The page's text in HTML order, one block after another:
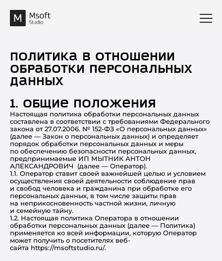
Политика в отношении
обработки персональных
данных
1. Общие положения
Настоящая политика обработки персональных данных
составлена в соответствии с требованиями Федерального
закона от 27.07.2006. № 152-ФЗ «О персональных данных»
(далее — Закон о персональных данных) и определяет
порядок обработки персональных данных и меры
по обеспечению безопасности персональных данных,
предпринимаемые ИП МЫТНИК АНТОН
АЛЕКСАНДРОВИЧ (далее — Оператор).
1.1. Оператор ставит своей важнейшей целью и условием
осуществления своей деятельности соблюдение прав
и свобод человека и гражданина при обработке его
персональных данных, в том числе защиты прав
на неприкосновенность частной жизни, личную
и семейную тайну.
1.2. Настоящая политика Оператора в отношении
обработки персональных данных (далее — Политика)
применяется ко всей информации, которую Оператор
может получить о посетителях веб-
сайта https://msoftstudio.ru/.